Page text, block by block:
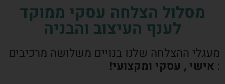
מסלול הצלחה עסקי ממוקד
לענף העיצוב והבניה
מעגלי ההצלחה שלנו בנויים משלושה מרכיבים
: אישי , עסקי ומקצועי!